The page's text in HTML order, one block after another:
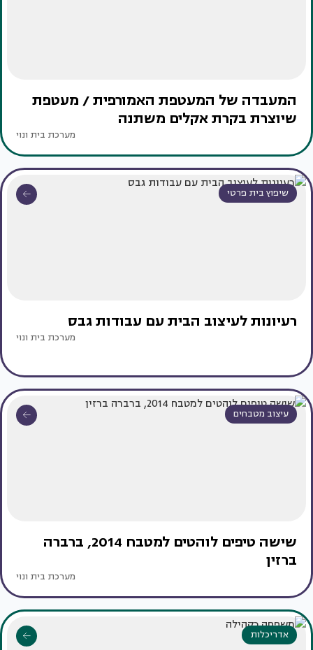
המעבדה של המעטפת האמורפית / מעטפת
שיוצרת בקרת אקלים משתנה
מערכת בית ונוי
שיפוץ בית פרטי
רעיונות לעיצוב הבית עם עבודות גבס
מערכת בית ונוי
עיצוב מטבחים
שישה טיפים לוהטים למטבח 2014, ברברה
ברזין
מערכת בית ונוי
אדריכלות